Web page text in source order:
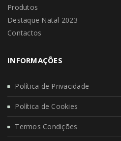
Produtos
Destaque Natal 2023
Contactos
INFORMAÇÕES
Política de Privacidade
Política de Cookies
Termos Condições